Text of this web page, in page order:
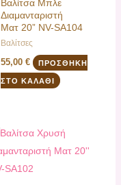
Βαλίτσα Μπλε
Διαμανταριστή
Ματ 20” NV-SA104
Βαλίτσες
55,00 € ΠΡΟΣΘΉΚΗ
ΣΤΟ ΚΑΛΆΘΙ